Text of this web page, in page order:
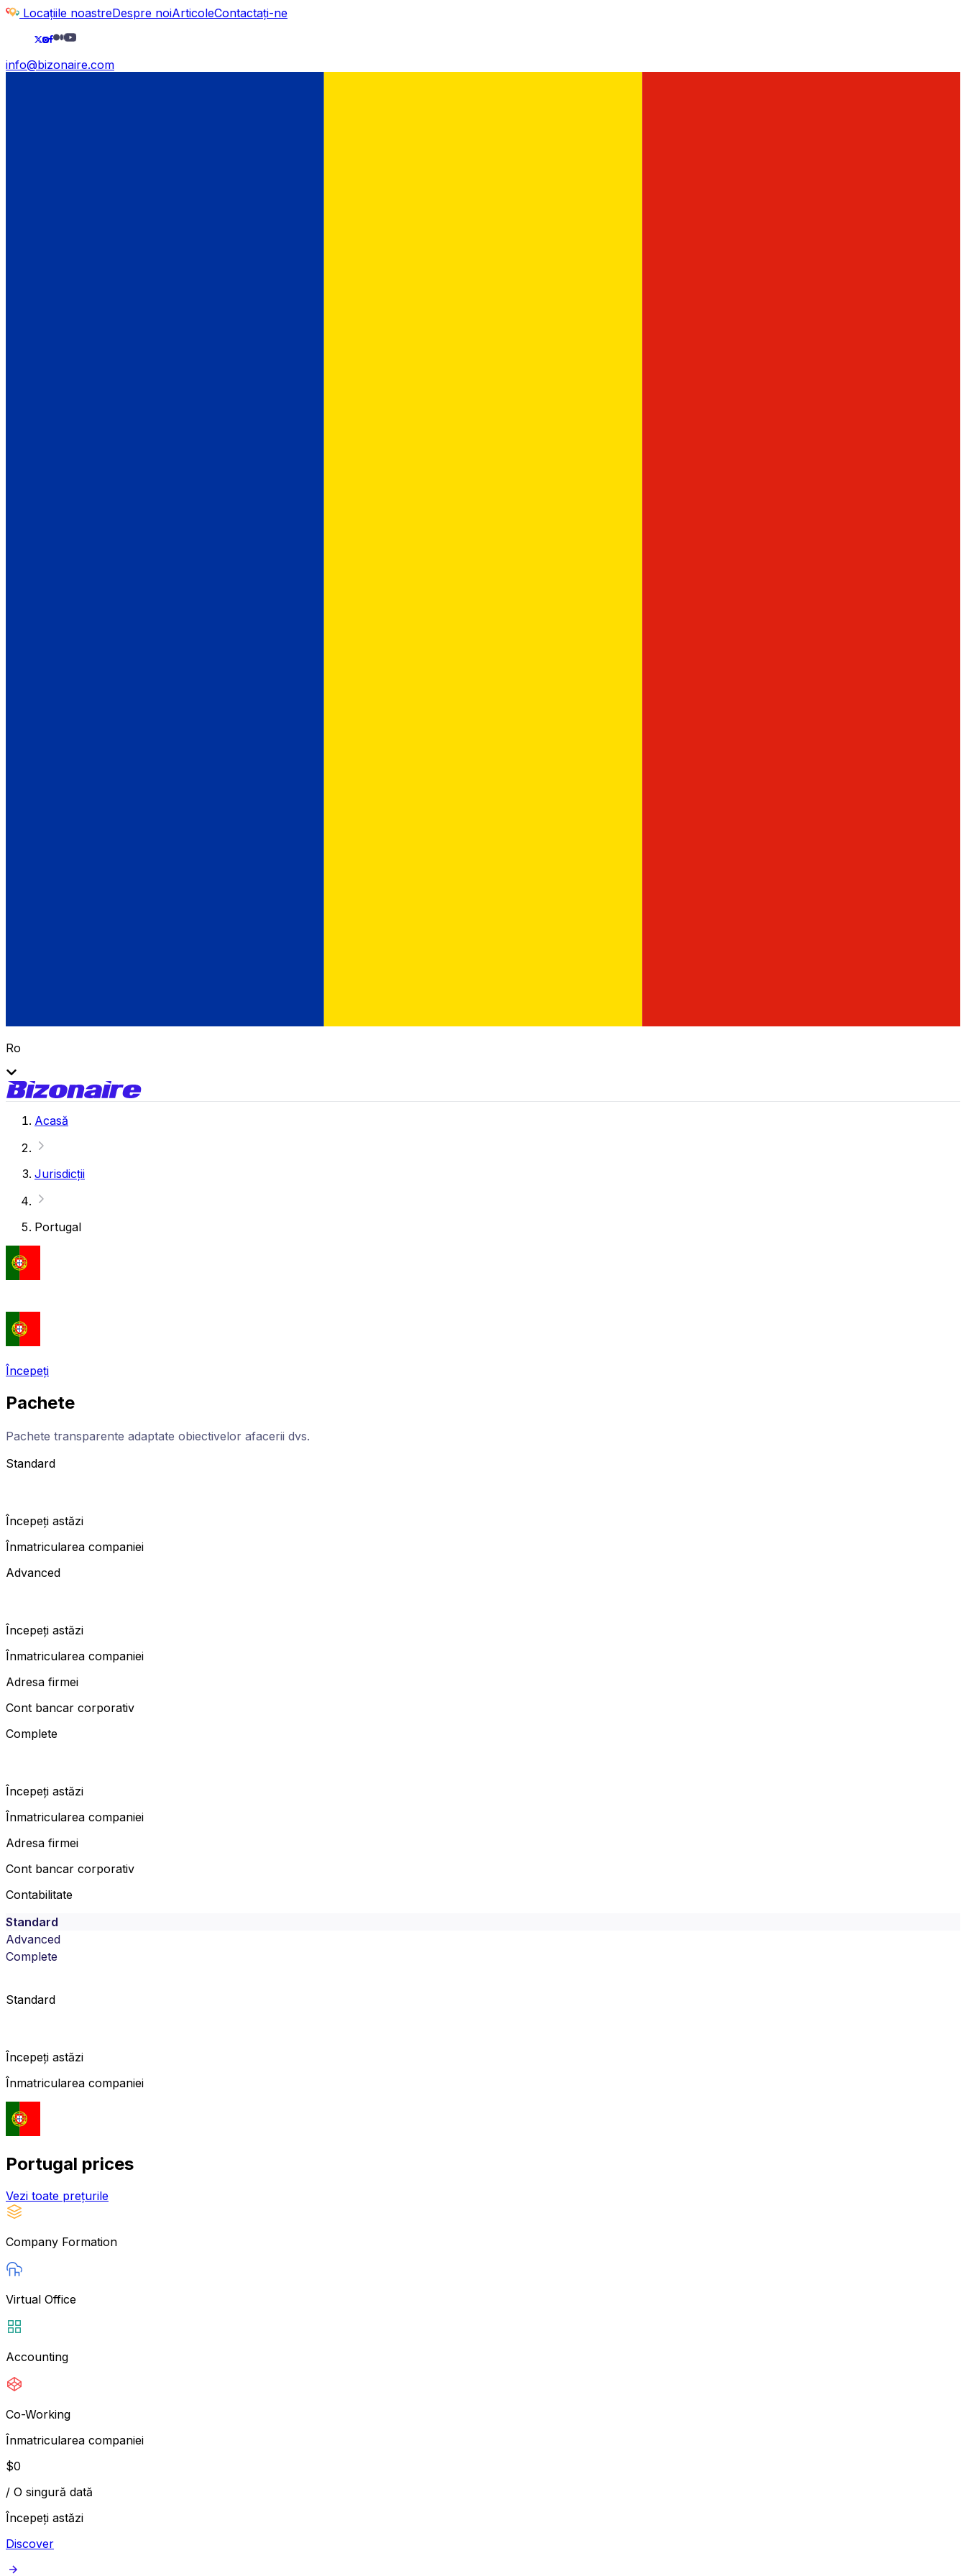
Locațiile noastreDespre noiArticoleContactați-ne
info@bizonaire.com
Ro
Acasă
Jurisdicții
Portugal
Începeți
Pachete
Pachete transparente adaptate obiectivelor afacerii dvs.
Standard
Începeți astăzi
Înmatricularea companiei
Advanced
Începeți astăzi
Înmatricularea companiei
Adresa firmei
Cont bancar corporativ
Complete
Începeți astăzi
Înmatricularea companiei
Adresa firmei
Cont bancar corporativ
Contabilitate
Standard
Advanced
Complete
Standard
Începeți astăzi
Înmatricularea companiei
Portugal prices
Vezi toate prețurile
Company Formation
Virtual Office
Accounting
Co-Working
Înmatricularea companiei
$0
/ O singură dată
Începeți astăzi
Discover